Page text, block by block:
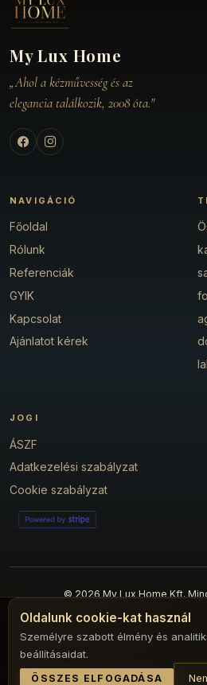
My Lux Home
„Ahol a kézművesség és az
elegancia találkozik, 2008 óta."
NAVIGÁCIÓ
Főoldal
Rólunk
Referenciák
GYIK
Kapcsolat
Ajánlatot kérek
JOGI
ÁSZF
Adatkezelési szabályzat
Cookie szabályzat
© 2026 My Lux Home Kft.
Coding Bear
Oldalunk cookie-kat használ
Személyre szabott élmény és
beállításaidat.
ÖSSZES ELFOGADÁSA